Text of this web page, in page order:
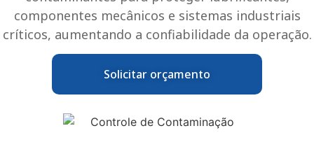
componentes mecânicos e sistemas industriais
críticos, aumentando a confiabilidade da operação.
Solicitar orçamento